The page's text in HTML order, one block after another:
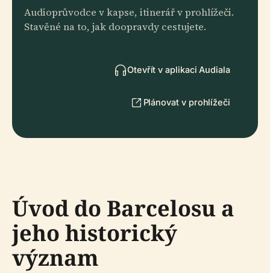
Audioprůvodce v kapse, itinerář v prohlížeči.
Stavěné na to, jak doopravdy cestujete.
Otevřít v aplikaci Audiala
Plánovat v prohlížeči
Úvod do Barcelosu a
jeho historický
význam